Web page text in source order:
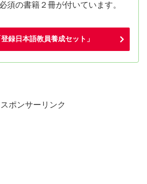
須の書籍２冊が付いています。
録日本語教員養成セット」
スポンサーリンク